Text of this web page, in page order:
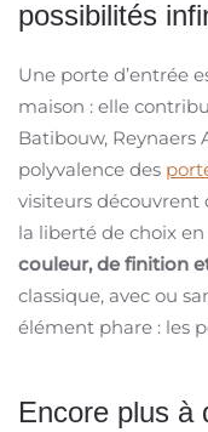
possibilités
Une porte d’entrée
maison : elle
Batibouw,
polyvalence des
visiteurs
la liberté de choix
couleur, de finition
classique, avec ou
élément phare : les
Encore plus à